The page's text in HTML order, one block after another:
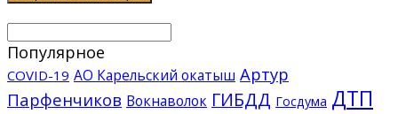
Популярное
COVID-19 АО Карельский окатыш Артур
Парфенчиков Вокнаволок ГИБДД Госдума ДТП